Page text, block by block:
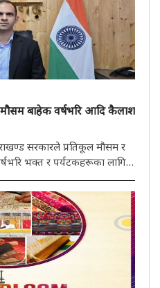
बाहेक वर्षभरि आदि कैलाश
सरकारले प्रतिकूल मौसम र
भक्त र पर्यटकहरूका लागि
शुरु गरेको छ। मुख्यमन्त्री
जिल्ला प्रशासनले सबै ..